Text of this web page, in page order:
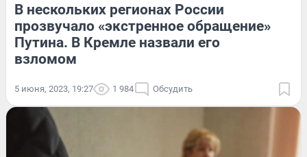
В нескольких регионах России
прозвучало «экстренное обращение»
Путина. В Кремле назвали его
взломом
5 июня, 2023, 19:27 1 984 Обсудить